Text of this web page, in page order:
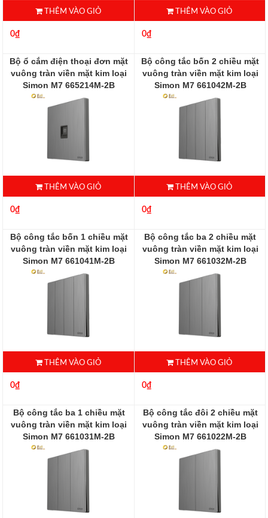
THÊM VÀO GIỎ
0₫
THÊM VÀO GIỎ
0₫
Bộ ổ cắm điện thoại đơn mặt
vuông tràn viền mặt kim loại
Simon M7 665214M-2B
665214M-2B
THÊM VÀO GIỎ
0₫
Bộ công tắc bốn 2 chiều mặt
vuông tràn viền mặt kim loại
Simon M7 661042M-2B
661042M-2B
THÊM VÀO GIỎ
0₫
Bộ công tắc bốn 1 chiều mặt
vuông tràn viền mặt kim loại
Simon M7 661041M-2B
THÊM VÀO GIỎ
0₫
Bộ công tắc ba 2 chiều mặt
vuông tràn viền mặt kim loại
Simon M7 661032M-2B
661032M-2B
THÊM VÀO GIỎ
0₫
Bộ công tắc ba 1 chiều mặt
vuông tràn viền mặt kim loại
Simon M7 661031M-2B
661031-2B
Bộ công tắc đôi 2 chiều mặt
vuông tràn viền mặt kim loại
Simon M7 661022M-2B
661022M-2B